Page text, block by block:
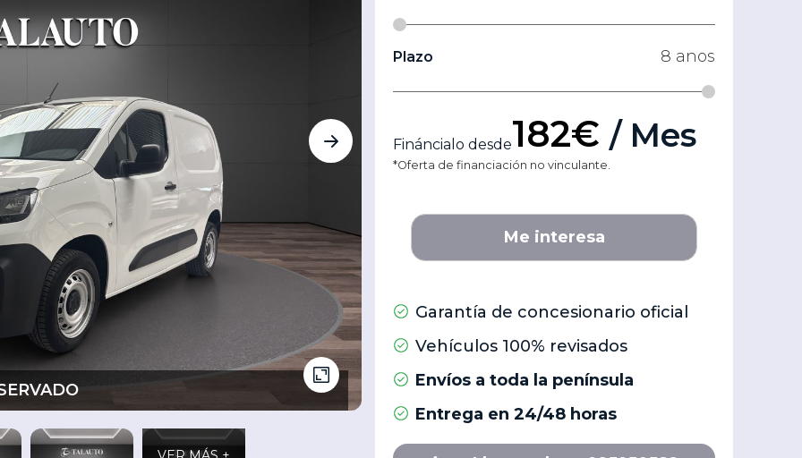
Plazo 8 anos
Fináncialo desde182€ / Mes
*Oferta de financiación no vinculante.
Me interesa
Garantía de concesionario oficial
Vehículos 100% revisados
Envíos a toda la península
Entrega en 24/48 horas